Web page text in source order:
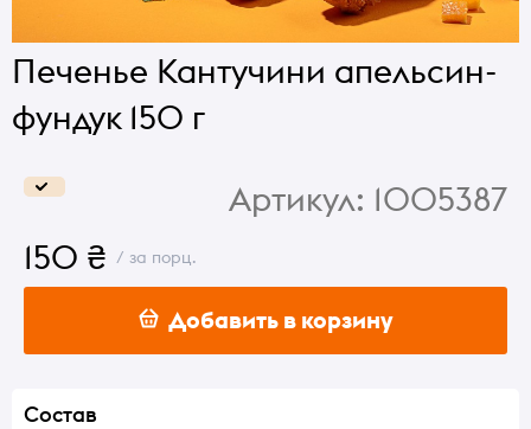
Печенье Кантучини апельсин-
фундук 150 г
Артикул: 1005387
150 ₴ / за порц.
Добавить в корзину
Состав